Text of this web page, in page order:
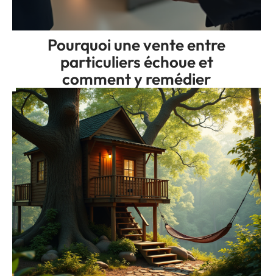
Pourquoi une vente entre
particuliers échoue et
comment y remédier